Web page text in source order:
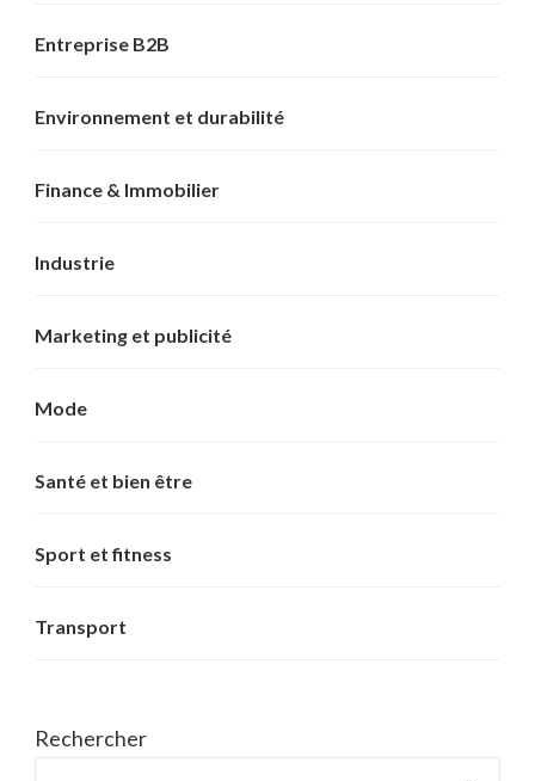
Entreprise B2B
Environnement et durabilité
Finance & Immobilier
Industrie
Marketing et publicité
Mode
Santé et bien être
Sport et fitness
Transport
Rechercher